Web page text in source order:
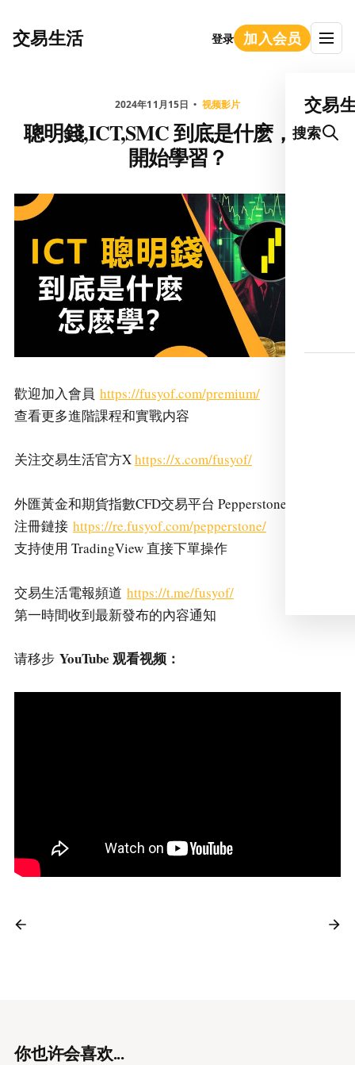
交易生活 登录 加入会员
交易
搜索
2024年11月15日 视频影片
聰明錢,ICT,SMC 到底是什麽，如何
開始學習？
歡迎加入會員 https://fusyof.com/premium/
查看更多進階課程和實戰内容
关注交易生活官方Xhttps://x.com/fusyof/
外匯黃金和期貨指數CFD交易平台 Pepperstone 激石
注冊鏈接 https://re.fusyof.com/pepperstone/
支持使用 TradingView 直接下單操作
交易生活電報頻道 https://t.me/fusyof/
第一時間收到最新發布的內容通知
请移步 YouTube 观看视频：
你也许会喜欢...